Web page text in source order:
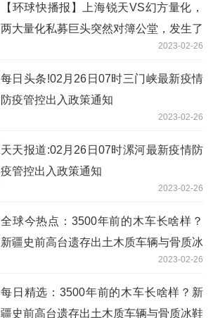
【环球快播报】上海锐天VS幻方量化，
两大量化私募巨头突然对簿公堂，发生了
2023-02-26
每日头条!02月26日07时三门峡最新疫情
防疫管控出入政策通知
2023-02-26
天天报道:02月26日07时漯河最新疫情防
疫管控出入政策通知
2023-02-26
全球今热点：3500年前的木车长啥样？
新疆史前高台遗存出土木质车辆与骨质冰
2023-02-26
每日精选：3500年前的木车长啥样？新
疆史前高台遗存出土木质车辆与骨质冰鞋